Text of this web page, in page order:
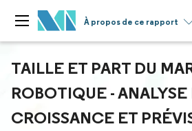
À propos de ce rapport
TAILLE ET PART DU
ROBOTIQUE - ANALYSE
CROISSANCE ET